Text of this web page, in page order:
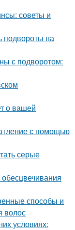
советы и
подвороты на
с подворотом:
о вашей
с помощью
серые
способы и
волос
условиях: